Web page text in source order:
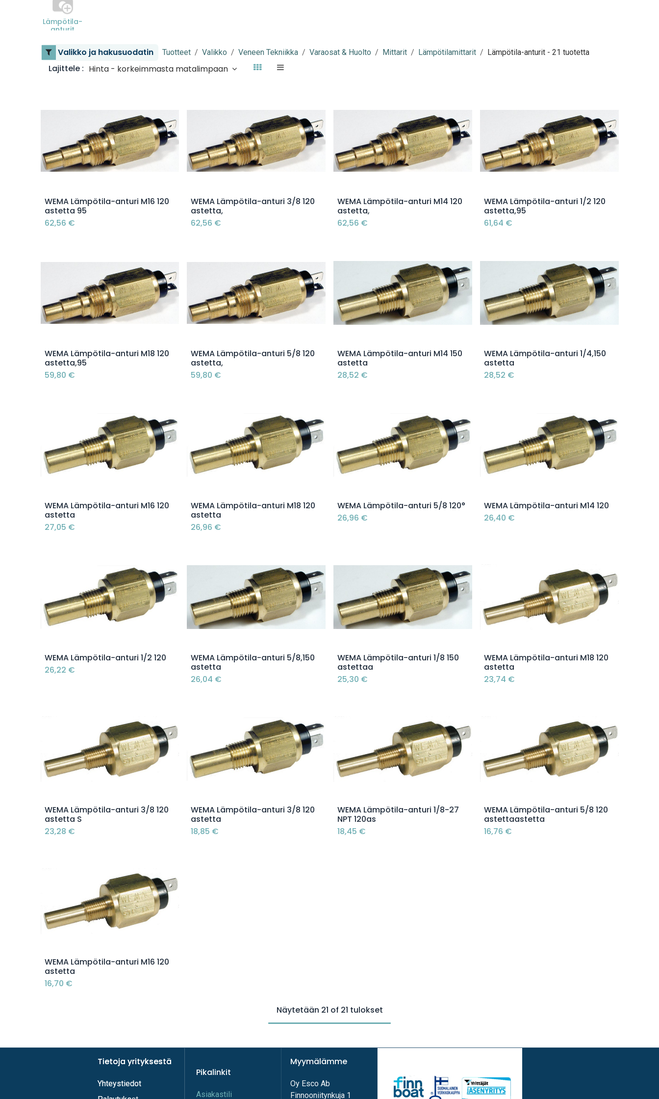
Lämpötila-
anturit
Valikko ja hakusuodatin Tuotteet Valikko Veneen Tekniikka Varaosat & Huolto Mittarit Lämpötilamittarit Lämpötila-anturit- 21 tuotetta
Lajittele : Hinta - korkeimmasta matalimpaan
Lisää ostoskoriin
WEMA Lämpötila-anturi M16 120
astetta 95
62,56 €
Lisää ostoskoriin
WEMA Lämpötila-anturi 3/8 120
astetta,
62,56 €
Lisää ostoskoriin
WEMA Lämpötila-anturi M14 120
astetta,
62,56 €
Lisää ostoskoriin
WEMA Lämpötila-anturi 1/2 120
astetta,95
61,64 €
Lisää ostoskoriin
WEMA Lämpötila-anturi M18 120
astetta,95
59,80 €
Lisää ostoskoriin
WEMA Lämpötila-anturi 5/8 120
astetta,
59,80 €
Lisää ostoskoriin
WEMA Lämpötila-anturi M14 150
astetta
28,52 €
Lisää ostoskoriin
WEMA Lämpötila-anturi 1/4,150
astetta
28,52 €
Lisää ostoskoriin
WEMA Lämpötila-anturi M16 120
astetta
27,05 €
Lisää ostoskoriin
WEMA Lämpötila-anturi M18 120
astetta
26,96 €
Lisää ostoskoriin
WEMA Lämpötila-anturi 5/8 120°
26,96 €
Lisää ostoskoriin
WEMA Lämpötila-anturi M14 120
26,40 €
Lisää ostoskoriin
WEMA Lämpötila-anturi 1/2 120
26,22 €
Lisää ostoskoriin
WEMA Lämpötila-anturi 5/8,150
astetta
26,04 €
Lisää ostoskoriin
WEMA Lämpötila-anturi 1/8 150
astettaa
25,30 €
Lisää ostoskoriin
WEMA Lämpötila-anturi M18 120
astetta
23,74 €
Lisää ostoskoriin
WEMA Lämpötila-anturi 3/8 120
astetta S
23,28 €
Lisää ostoskoriin
WEMA Lämpötila-anturi 3/8 120
astetta
18,85 €
Lisää ostoskoriin
WEMA Lämpötila-anturi 1/8-27
NPT 120as
18,45 €
Lisää ostoskoriin
WEMA Lämpötila-anturi 5/8 120
astettaastetta
16,76 €
Lisää ostoskoriin
WEMA Lämpötila-anturi M16 120
astetta
16,70 €
Näytetään 21 of 21 tulokset
Pikalinkit
A​s​iakastili
Myymälämme
Oy Esco Ab
Finnooniitynkuja 1
Tietoja yrityksestä
Yhteystiedot
Tietoja yrityksestä
Yhteystiedot